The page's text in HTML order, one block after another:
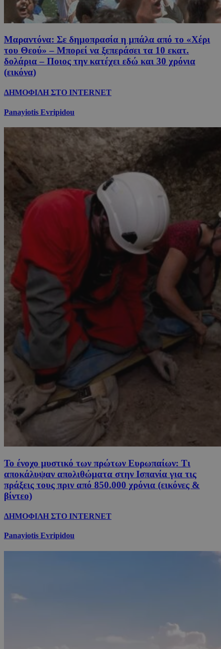
Μαραντόνα: Σε δημοπρασία η μπάλα από το «Χέρι
του Θεού» – Μπορεί να ξεπεράσει τα 10 εκατ.
δολάρια – Ποιος την κατέχει εδώ και 30 χρόνια
(εικόνα)
ΔΗΜΟΦΙΛΗ ΣΤΟ INTERNET
Panayiotis Evripidou
Το ένοχο μυστικό των πρώτων Ευρωπαίων: Τι
αποκάλυψαν απολιθώματα στην Ισπανία για τις
πράξεις τους πριν από 850.000 χρόνια (εικόνες &
βίντεο)
ΔΗΜΟΦΙΛΗ ΣΤΟ INTERNET
Panayiotis Evripidou